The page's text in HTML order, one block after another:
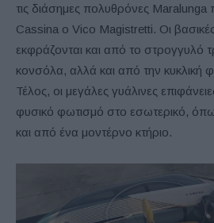
τις διάσημες πολυθρόνες Maralunga
Cassina ο Vico Magistretti. Οι
εκφράζονται και από το στρογγυλό
κονσόλα, αλλά και από την κυκλική
Τέλος, οι μεγάλες γυάλινες
φυσικό φωτισμό στο εσωτερικό,
και από ένα μοντέρνο κτήριο.